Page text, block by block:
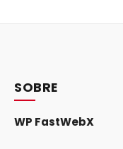
SOBRE
WP FastWebX